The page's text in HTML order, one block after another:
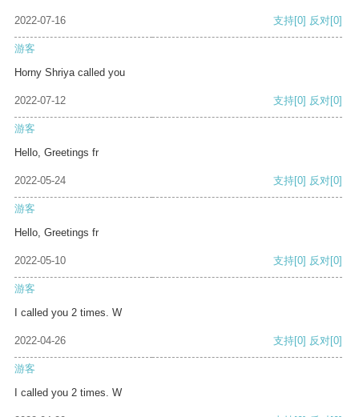
2022-07-16 支持[0] 反对[0]
游客
Horny Shriya called you
2022-07-12 支持[0] 反对[0]
游客
Hello, Greetings fr
2022-05-24 支持[0] 反对[0]
游客
Hello, Greetings fr
2022-05-10 支持[0] 反对[0]
游客
I called you 2 times. W
2022-04-26 支持[0] 反对[0]
游客
I called you 2 times. W